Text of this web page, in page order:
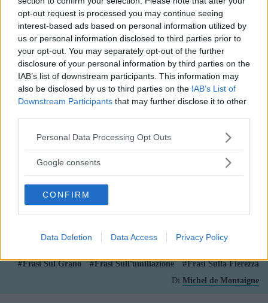
opt-out request is processed you may continue seeing
interest-based ads based on personal information utilized by
us or personal information disclosed to third parties prior to
your opt-out. You may separately opt-out of the further
disclosure of your personal information by third parties on the
IAB’s list of downstream participants. This information may
also be disclosed by us to third parties on the IAB’s List of
Downstream Participants that may further disclose it to other
Please note that this website/app uses one or more Google
not limited to your visit or usage behaviour. You may click to
use your data for below specified purposes in below Google
consent section.
Personal Data Processing Opt Outs
Google consents
CONFIRM
Data Deletion Data Access Privacy Policy
Di Milan Kundera
Quando vediamo il mondo femminile
umiliato dobbiamo essere noi le prime a
fare squadra e a reagire.
Capita alle persone veramente sapienti
quello che capita alle spighe di grano: si
levano e alzano la testa dritta e fiera finché
sono vuote, ma quando sono piene di
abbassare il capo.
Frasi Sul Grano Frasi Sull'umiliazione
Frasi Sulla Fierezza
Di Michel de Montaigne